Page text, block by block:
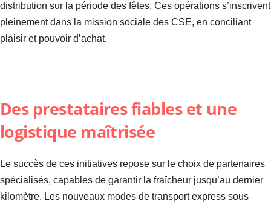
distribution sur la période des fêtes. Ces opérations s’inscrivent
pleinement dans la mission sociale des CSE, en conciliant
plaisir et pouvoir d’achat.
Des prestataires fiables et une
logistique maîtrisée
Le succès de ces initiatives repose sur le choix de partenaires
spécialisés, capables de garantir la fraîcheur jusqu’au dernier
kilomètre. Les nouveaux modes de transport express sous